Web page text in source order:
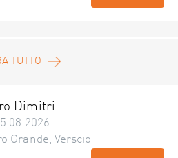
TUTTO
Dimitri
Grande, Verscio